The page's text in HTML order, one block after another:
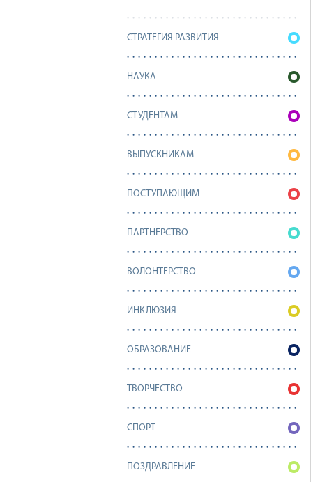
СТРАТЕГИЯ РАЗВИТИЯ
НАУКА
СТУДЕНТАМ
ВЫПУСКНИКАМ
ПОСТУПАЮЩИМ
ПАРТНЕРСТВО
ВОЛОНТЕРСТВО
ИНКЛЮЗИЯ
ОБРАЗОВАНИЕ
ТВОРЧЕСТВО
СПОРТ
ПОЗДРАВЛЕНИЕ